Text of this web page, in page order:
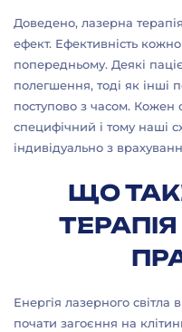
Доведено, лазерна
ефект. Ефективність
попередньому. Деякі
полегшення, тоді як інші
поступово з часом. Кожен
специфічний і тому наші
індивідуально з
ЩО
Енергія лазерного
почати загоєння на